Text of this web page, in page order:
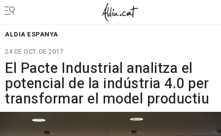
ALDIA ESPANYA
24 DE OCT. DE 2017
El Pacte Industrial analitza el
potencial de la indústria 4.0 per
transformar el model productiu